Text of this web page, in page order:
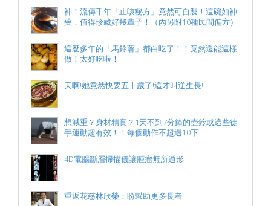
神！流傳千年「止咳秘方」竟然可自製！這碗如神
藥，值得珍藏好幾輩子！（內另附10種民間偏方）
這麼多年的「馬鈴薯」都白吃了！！竟然還能這樣
做！太好吃啦！
天啊!她竟然快要五十歲了!這才叫逆生長!
想減重？身材精實？1天不到7分鐘的壺鈴或這些徒
手運動超有效！！每個動作不超過10下....
4D電腦斷層掃描儀讓腫瘤無所遁形
重返花慈林欣榮：盼幫助更多長者